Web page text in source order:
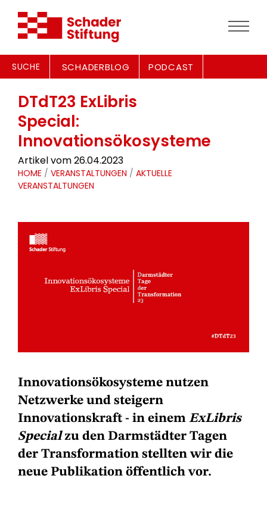
SUCHE SCHADERBLOG PODCAST
DTdT23 ExLibris
Special:
Innovationsökosysteme
Artikel vom 26.04.2023
HOME / VERANSTALTUNGEN / AKTUELLE
VERANSTALTUNGEN
Innovationsökosysteme nutzen
Netzwerke und steigern
Innovationskraft - in einem ExLibris
Specialzu den Darmstädter Tagen
der Transformation stellten wir die
neue Publikation öffentlich vor.